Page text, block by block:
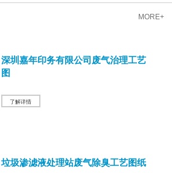
MORE+
深圳嘉年印务有限公司废气治理工艺
图
了解详情
垃圾渗滤液处理站废气除臭工艺图纸